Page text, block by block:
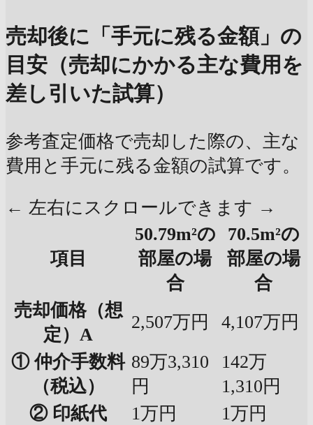
売却後に「手元に残る金額」の
目安（売却にかかる主な費用を
差し引いた試算）
参考査定価格で売却した際の、主な
費用と手元に残る金額の試算です。
← 左右にスクロールできます →
項目
50.79m²の
部屋の場
合
70.5m²の
部屋の場
合
売却価格（想
定）A
2,507万円
4,107万円
① 仲介手数料
（税込）
89万3,310
円
142万
1,310円
② 印紙代
1万円
1万円